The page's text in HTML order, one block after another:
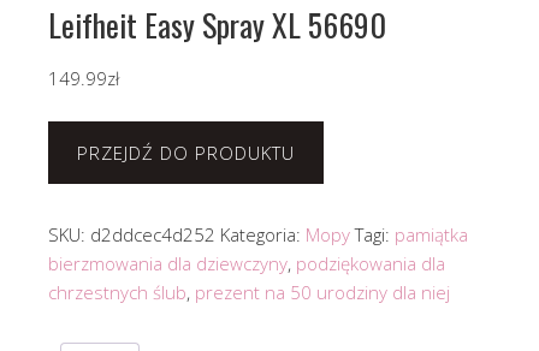
Leifheit Easy Spray XL 56690
149.99zł
PRZEJDŹ DO PRODUKTU
SKU: d2ddcec4d252 Kategoria: Mopy Tagi: pamiątka
bierzmowania dla dziewczyny, podziękowania dla
chrzestnych ślub, prezent na 50 urodziny dla niej